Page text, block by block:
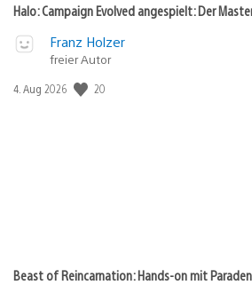
Halo: Campaign Evolved angespielt: Der
Franz Holzer
freier Autor
Veröffentlichungsdatum:
4. Aug 2026 20
Beast of Reincarnation: Hands-on mit